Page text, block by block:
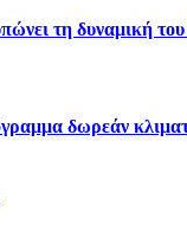
τη δυναμική
δωρεάν